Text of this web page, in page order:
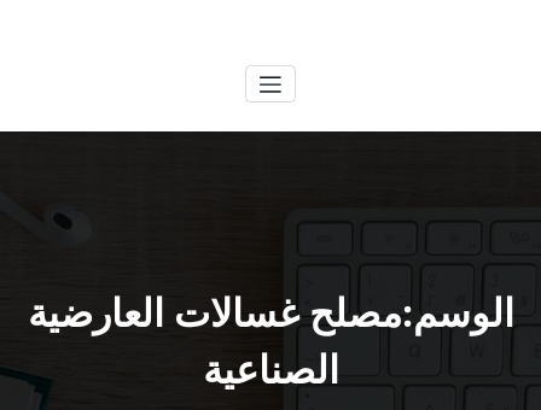
الوسم:مصلح غسالات العارضية
الصناعية